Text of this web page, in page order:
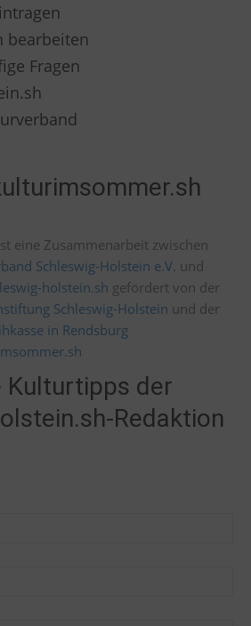
bearbeiten
Fragen
eine Zusammenarbeit zwischen
Schleswig-Holstein e.V. und
holstein.sh gefördert von der
Schleswig-Holstein und der
in Rendsburg
Kulturtipps der
Redaktion